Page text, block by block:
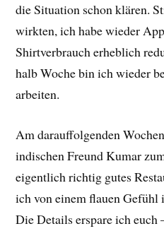
die Situation schon klären.
wirkten, ich habe wieder
Shirtverbrauch erheblich
halb Woche bin ich wieder
arbeiten.
Am darauffolgenden
indischen Freund Kumar
eigentlich richtig gutes
ich von einem flauen Gefühl
Die Details erspare ich euch